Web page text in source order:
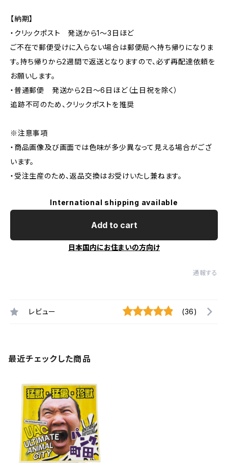
【納期】
・クリックポスト 発送から1〜3日ほど
ご不在で郵便受けに入らない場合は郵便局へ持ち帰りになりま
す。持ち帰りから2週間で返送となりますので、必ず再配達依頼を
お願いします。
・普通郵便 発送から2日〜6日ほど（土日祝を除く）
追跡不可のため、クリックポストを推奨
※注意事項
・商品画像及び画面では色味が多少異なって見える場合がござ
います。
・受注生産のため、返品交換はお受けいたし兼ねます。
International shipping available
Add to cart
日本国内にお住まいの方向け
通報する
レビュー (36)
最近チェックした商品